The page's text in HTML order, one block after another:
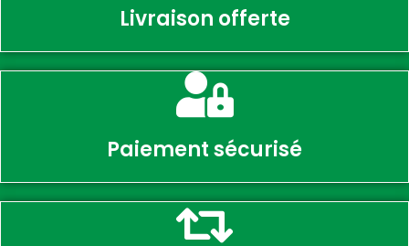
Livraison offerte
Paiement sécurisé